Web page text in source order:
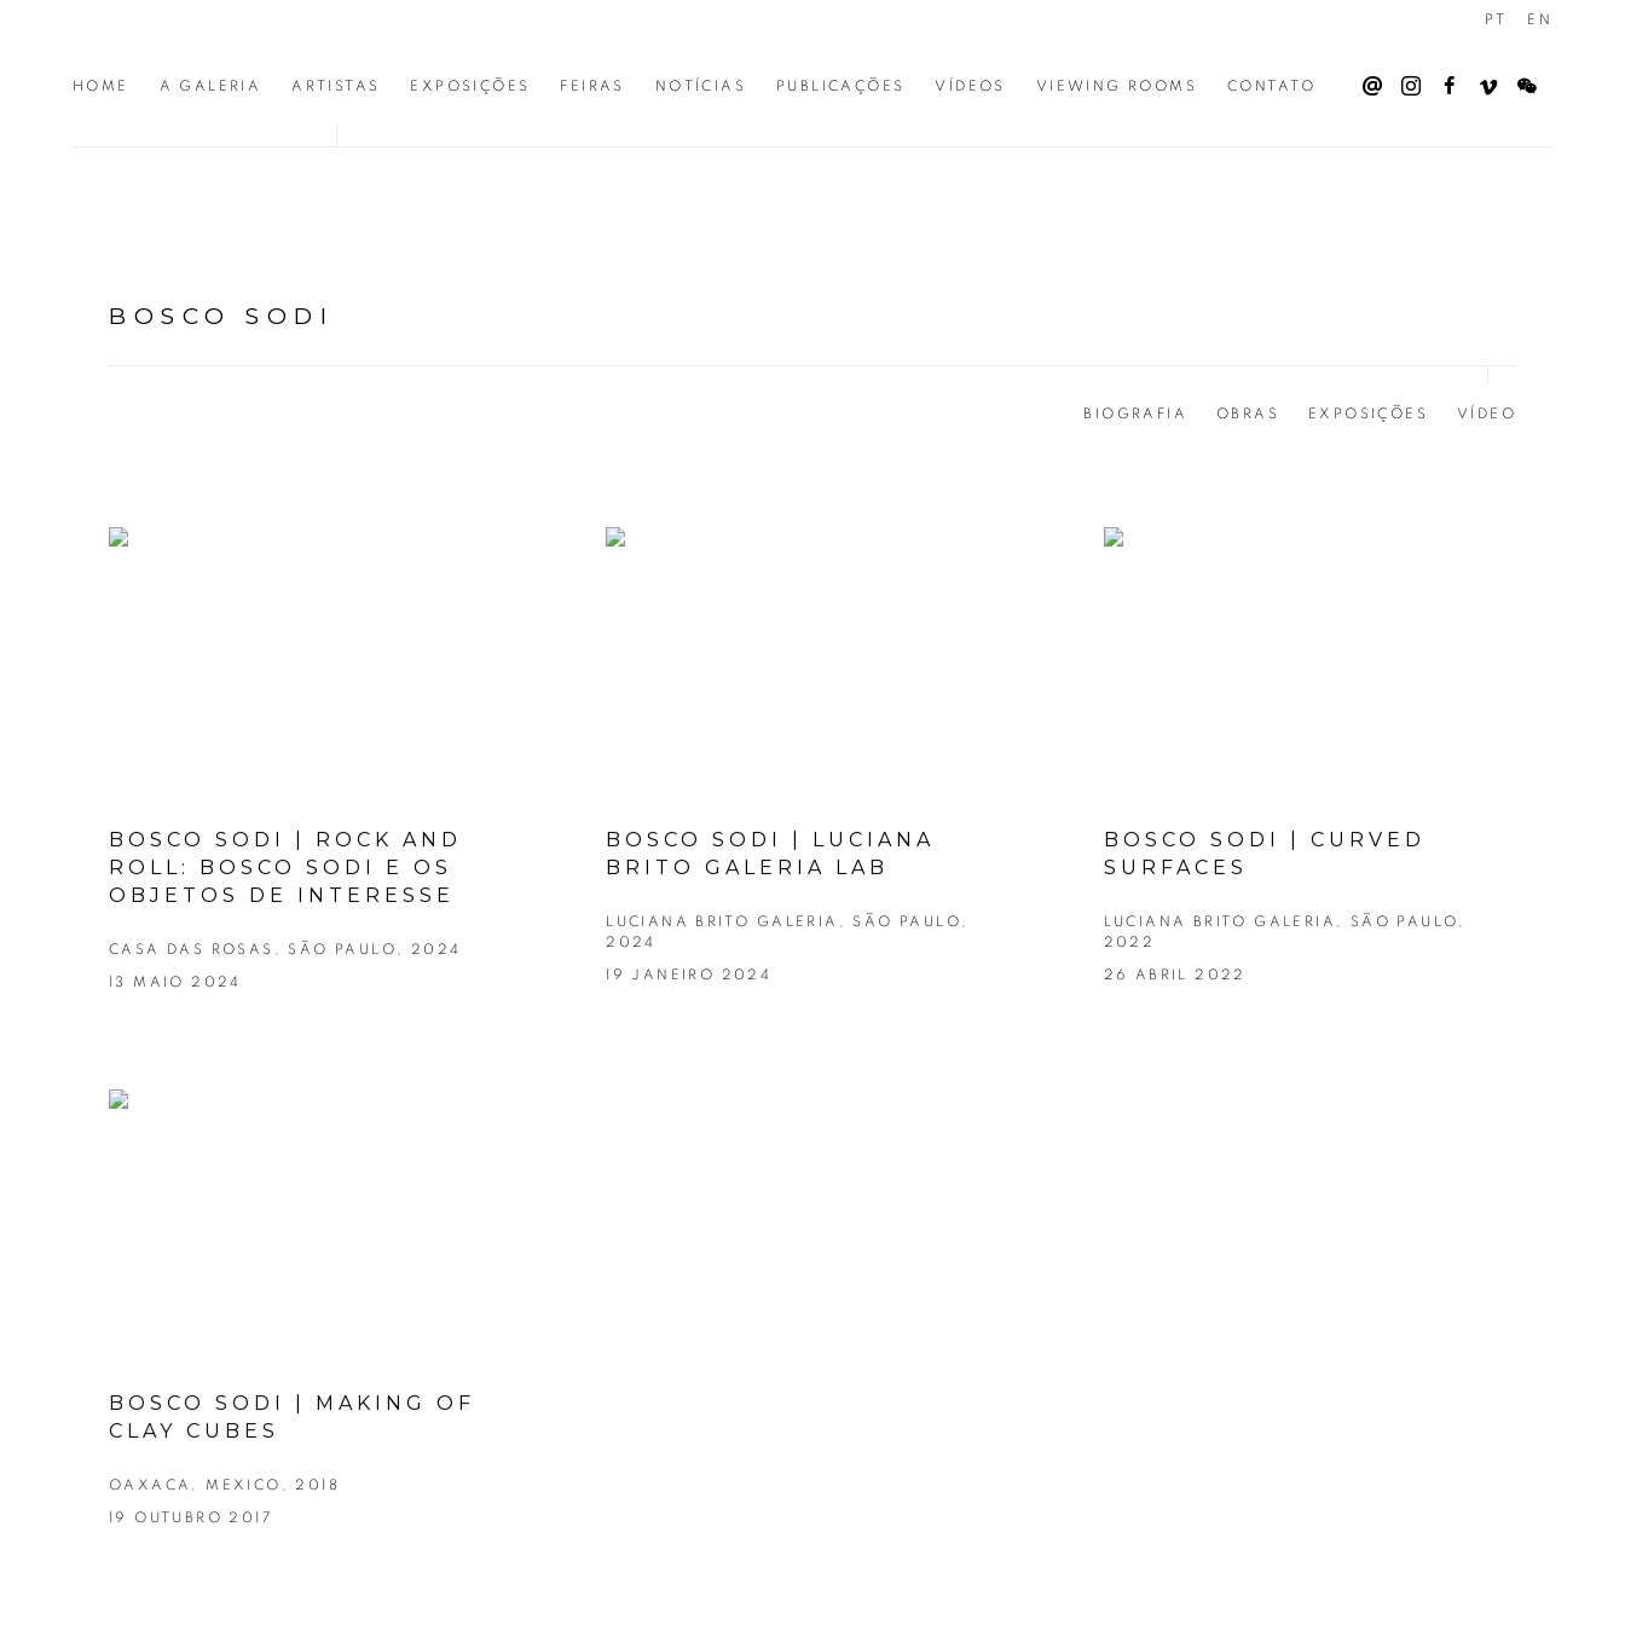
HOME A GALERIA ARTISTAS EXPOSIÇÕES FEIRAS NOTÍCIAS PUBLICAÇÕES VÍDEOS VIEWING ROOMS CONTATO
PT EN
BOSCO SODI
BIOGRAFIA OBRAS EXPOSIÇÕES VÍDEO
BOSCO SODI | ROCK AND
ROLL: BOSCO SODI E OS
OBJETOS DE INTERESSE
CASA DAS ROSAS, SÃO PAULO, 2024
13 MAIO 2024
BOSCO SODI | LUCIANA
BRITO GALERIA LAB
LUCIANA BRITO GALERIA, SÃO PAULO,
2024
19 JANEIRO 2024
BOSCO SODI | CURVED
SURFACES
LUCIANA BRITO GALERIA, SÃO PAULO,
2022
26 ABRIL 2022
BOSCO SODI | MAKING OF
CLAY CUBES
OAXACA, MEXICO, 2018
19 OUTUBRO 2017